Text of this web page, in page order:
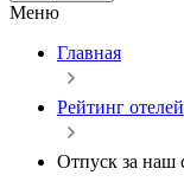
Меню
Главная
Рейтинг отелей
Отпуск за наш